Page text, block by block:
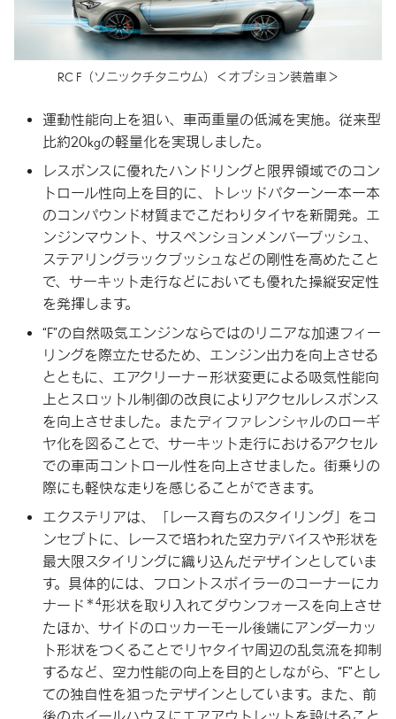
RC F（ソニックチタニウム） ＜オプション装着車＞
運動性能向上を狙い、車両重量の低減を実施。従来型
比約20kgの軽量化を実現しました。
レスポンスに優れたハンドリングと限界領域でのコン
トロール性向上を目的に、トレッドパターン一本一本
のコンパウンド材質までこだわりタイヤを新開発。エ
ンジンマウント、サスペンションメンバーブッシュ、
ステアリングラックブッシュなどの剛性を高めたこと
で、サーキット走行などにおいても優れた操縦安定性
を発揮します。
“F”の自然吸気エンジンならではのリニアな加速フィー
リングを際立たせるため、エンジン出力を向上させる
とともに、エアクリーナ－形状変更による吸気性能向
上とスロットル制御の改良によりアクセルレスポンス
を向上させました。またディファレンシャルのローギ
ヤ化を図ることで、サーキット走行におけるアクセル
での車両コントロール性を向上させました。街乗りの
際にも軽快な走りを感じることができます。
エクステリアは、「レース育ちのスタイリング」をコ
ンセプトに、レースで培われた空力デバイスや形状を
最大限スタイリングに織り込んだデザインとしていま
す。具体的には、フロントスポイラーのコーナーにカ
ナード ＊4形状を取り入れてダウンフォースを向上させ
たほか、サイドのロッカーモール後端にアンダーカッ
ト形状をつくることでリヤタイヤ周辺の乱気流を抑制
するなど、空力性能の向上を目的としながら、“F”とし
ての独自性を狙ったデザインとしています。また、前